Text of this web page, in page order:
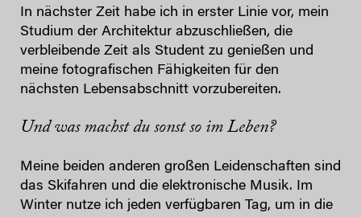
In nächster Zeit habe ich in erster Linie vor, mein
Studium der Architektur abzuschließen, die
verbleibende Zeit als Student zu genießen und
meine fotografischen Fähigkeiten für den
nächsten Lebensabschnitt vorzubereiten.
Und was machst du sonst so im Leben?
Meine beiden anderen großen Leidenschaften sind
das Skifahren und die elektronische Musik. Im
Winter nutze ich jeden verfügbaren Tag, um in die